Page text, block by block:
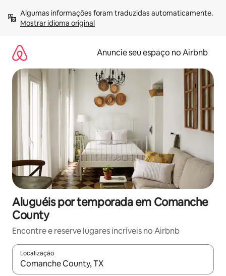
para
Mostrar idioma original
Anuncie seu espaço no Airbnb
Aluguéis por temporada em Comanche
County
Encontre e reserve lugares incríveis no Airbnb
Localização
Quando os resultados estiverem disponíveis, explore-os